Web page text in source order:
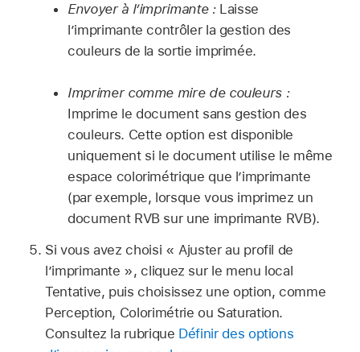
Envoyer à l’imprimante :Laisse
l’imprimante contrôler la gestion des
couleurs de la sortie imprimée.
Imprimer comme mire de couleurs :
Imprime le document sans gestion des
couleurs. Cette option est disponible
uniquement si le document utilise le même
espace colorimétrique que l’imprimante
(par exemple, lorsque vous imprimez un
document RVB sur une imprimante RVB).
Si vous avez choisi « Ajuster au profil de
l’imprimante », cliquez sur le menu local
Tentative, puis choisissez une option, comme
Perception, Colorimétrie ou Saturation.
Consultez la rubrique Définir des options